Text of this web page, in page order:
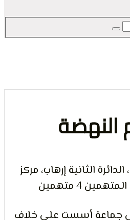
إرهاب، مركز
أسست على خلاف